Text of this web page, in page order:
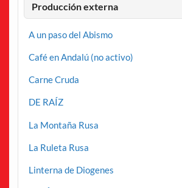
Producción externa
A un paso del Abismo
Café en Andalú (no activo)
Carne Cruda
DE RAÍZ
La Montaña Rusa
La Ruleta Rusa
Linterna de Diogenes